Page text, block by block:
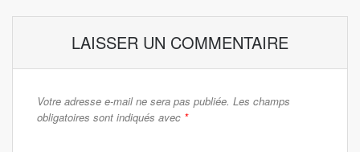
LAISSER UN COMMENTAIRE
Votre adresse e-mail ne sera pas publiée. Les champs
obligatoires sont indiqués avec *